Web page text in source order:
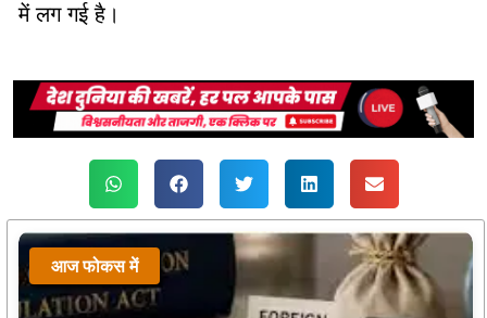
में लग गई है।
आज फोकस में
आज फोकस में